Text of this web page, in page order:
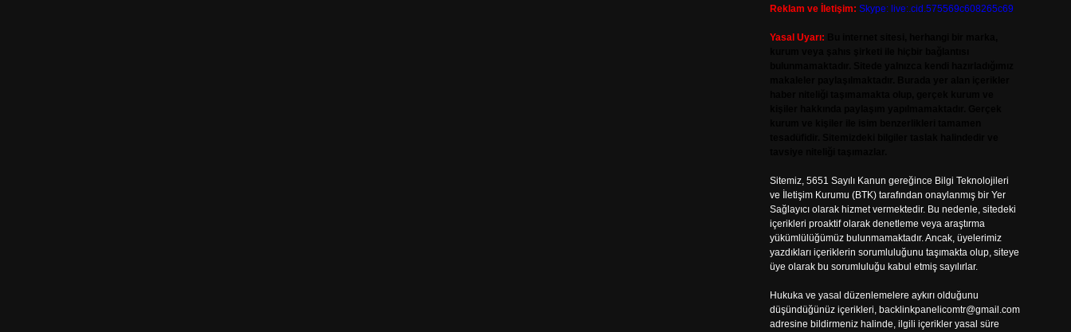
Reklam ve İletişim: Skype: live:.cid.575569c608265c69
Yasal Uyarı:
Sitemiz, 5651 Sayılı Kanun gereğince Bilgi Teknolojileri
ve İletişim Kurumu (BTK) tarafından onaylanmış bir Yer
Sağlayıcı olarak hizmet vermektedir. Bu nedenle, sitedeki
içerikleri proaktif olarak denetleme veya araştırma
yükümlülüğümüz bulunmamaktadır. Ancak, üyelerimiz
yazdıkları içeriklerin sorumluluğunu taşımakta olup, siteye
üye olarak bu sorumluluğu kabul etmiş sayılırlar.
Hukuka ve yasal düzenlemelere aykırı olduğunu
düşündüğünüz içerikleri, backlinkpanelicomtr@gmail.com
adresine bildirmeniz halinde, ilgili içerikler yasal süre